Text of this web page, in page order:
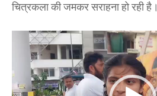
चित्रकला की जमकर सराहना हो रही है।
e